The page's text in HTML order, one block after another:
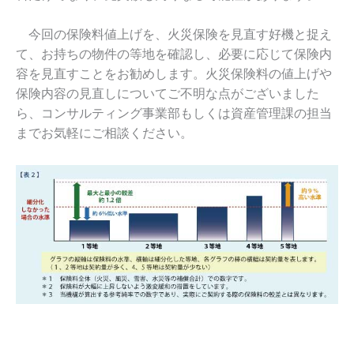
今回の保険料値上げを、火災保険を見直す好機と捉え
て、お持ちの物件の等地を確認し、必要に応じて保険内
容を見直すことをお勧めします。火災保険料の値上げや
保険内容の見直しについてご不明な点がございました
ら、コンサルティング事業部もしくは資産管理課の担当
までお気軽にご相談ください。